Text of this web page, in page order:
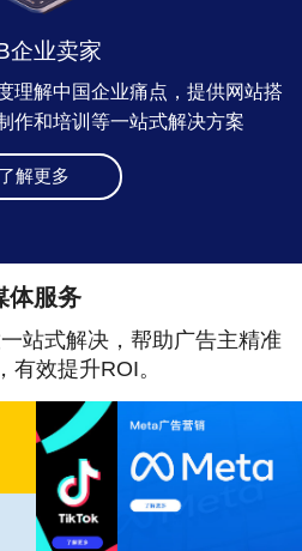
企业卖家
理解中国企业痛点，提供网站搭
作和培训等一站式解决方案
了解更多
体服务
站式解决，帮助广告主精准
有效提升ROI。